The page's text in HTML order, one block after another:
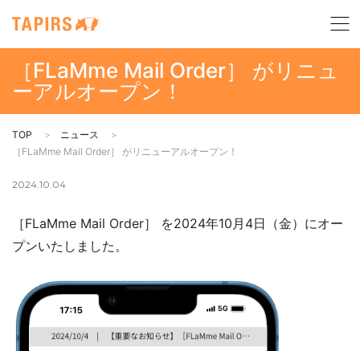
［FLaMme Mail Order］ がリニュ
ーアルオープン！
TOP
ニュース
［FLaMme Mail Order］ がリニューアルオープン！
2024.10.04
［FLaMme Mail Order］ を2024年10月4日（金）にオー
プンいたしました。